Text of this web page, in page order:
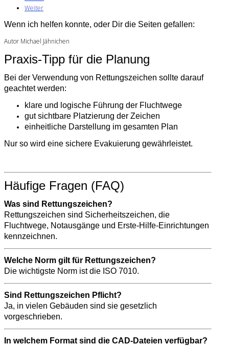
Weiter
Wenn ich helfen konnte, oder Dir die Seiten gefallen:
Autor Michael Jähnichen
Praxis-Tipp für die Planung
Bei der Verwendung von Rettungszeichen sollte darauf
geachtet werden:
klare und logische Führung der Fluchtwege
gut sichtbare Platzierung der Zeichen
einheitliche Darstellung im gesamten Plan
Nur so wird eine sichere Evakuierung gewährleistet.
Häufige Fragen (FAQ)
Was sind Rettungszeichen?
Rettungszeichen sind Sicherheitszeichen, die
Fluchtwege, Notausgänge und Erste-Hilfe-Einrichtungen
kennzeichnen.
Welche Norm gilt für Rettungszeichen?
Die wichtigste Norm ist die ISO 7010.
Sind Rettungszeichen Pflicht?
Ja, in vielen Gebäuden sind sie gesetzlich
vorgeschrieben.
In welchem Format sind die CAD-Dateien verfügbar?